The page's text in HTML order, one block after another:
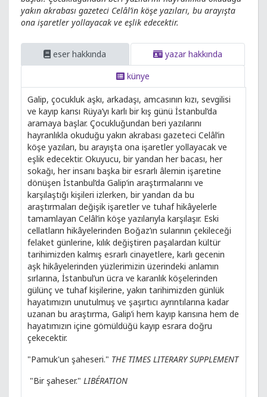
yakın akrabası gazeteci Celâl’in köşe yazıları, bu arayışta
ona işaretler yollayacak ve eşlik edecektir.
eser hakkında
yazar hakkında
künye
Galip, çocukluk aşkı, arkadaşı, amcasının kızı, sevgilisi
ve kayıp karısı Rüya’yı karlı bir kış günü İstanbul’da
aramaya başlar. Çocukluğundan beri yazılarını
hayranlıkla okuduğu yakın akrabası gazeteci Celâl’in
köşe yazıları, bu arayışta ona işaretler yollayacak ve
eşlik edecektir. Okuyucu, bir yandan her bacası, her
sokağı, her insanı başka bir esrarlı âlemin işaretine
dönüşen İstanbul’da Galip’in araştırmalarını ve
karşılaştığı kişileri izlerken, bir yandan da bu
araştırmaları değişik işaretler ve tuhaf hikâyelerle
tamamlayan Celâl’in köşe yazılarıyla karşılaşır. Eski
cellatların hikâyelerinden Boğaz’ın sularının çekileceği
felaket günlerine, kılık değiştiren paşalardan kültür
tarihimizden kalmış esrarlı cinayetlere, karlı gecenin
aşk hikâyelerinden yüzlerimizin üzerindeki anlamın
sırlarına, İstanbul’un ücra ve karanlık köşelerinden
gülünç ve tuhaf kişilerine, yakın tarihimizden günlük
hayatımızın unutulmuş ve şaşırtıcı ayrıntılarına kadar
uzanan bu araştırma, Galip’i hem kayıp karısına hem de
hayatımızın içine gömüldüğü kayıp esrara doğru
çekecektir.
"Pamuk'un şaheseri." THE TIMES LITERARY SUPPLEMENT
"Bir şaheser." LIBÉRATION